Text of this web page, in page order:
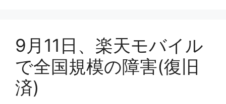
9月11日、楽天モバイル
で全国規模の障害(復旧
済)